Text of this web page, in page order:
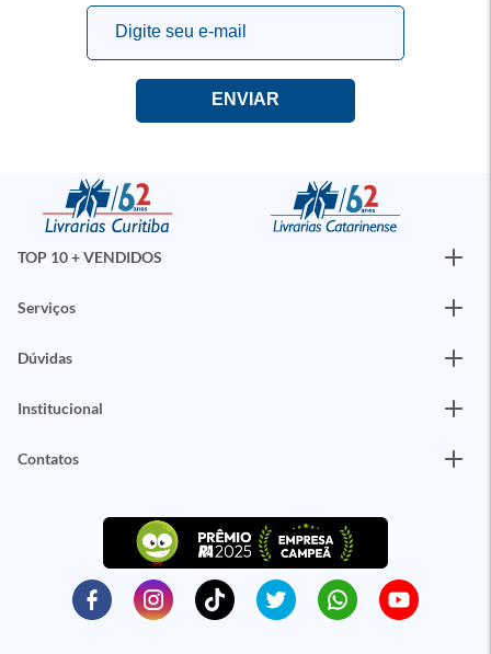
TOP 10 + VENDIDOS
Serviços
Dúvidas
Institucional
Contatos